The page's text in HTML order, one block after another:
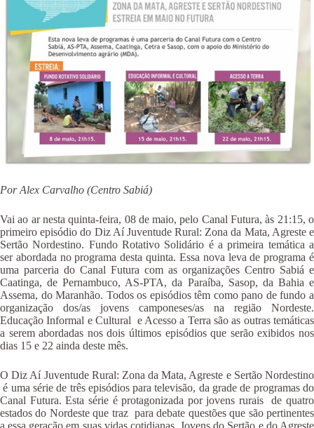
Por Alex Carvalho (Centro Sabiá)
Vai ao ar nesta quinta-feira, 08 de maio, pelo Canal Futura, às 21:15, o
primeiro episódio do Diz Aí Juventude Rural: Zona da Mata, Agreste e
Sertão Nordestino. Fundo Rotativo Solidário é a primeira temática a
ser abordada no programa desta quinta. Essa nova leva de programa é
uma parceria do Canal Futura com as organizações Centro Sabiá e
Caatinga, de Pernambuco, AS-PTA, da Paraíba, Sasop, da Bahia e
Assema, do Maranhão. Todos os episódios têm como pano de fundo a
organização dos/as jovens camponeses/as na região Nordeste.
Educação Informal e Cultural e Acesso a Terra são as outras temáticas
a serem abordadas nos dois últimos episódios que serão exibidos nos
dias 15 e 22 ainda deste mês.
O Diz Aí Juventude Rural: Zona da Mata, Agreste e Sertão Nordestino
é uma série de três episódios para televisão, da grade de programas do
Canal Futura. Esta série é protagonizada por jovens rurais de quatro
estados do Nordeste que traz para debate questões que são pertinentes